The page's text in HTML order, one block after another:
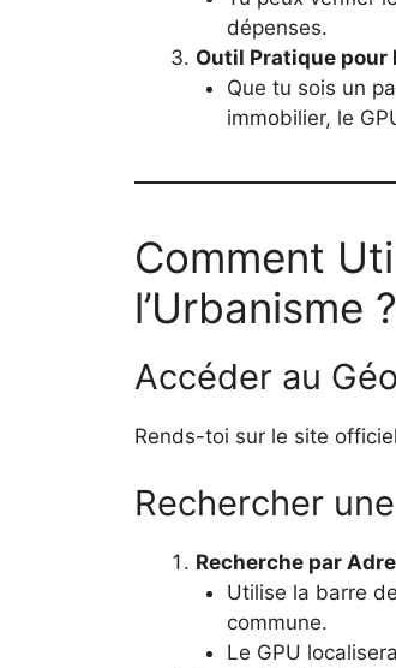
dépenses.
Outil Pratique
Que tu sois un
immobilier, le
Comment
l’Urbanisme ?
Accéder au
Rends-toi sur le site
Rechercher
Recherche par
Utilise la barre
commune.
Le GPU